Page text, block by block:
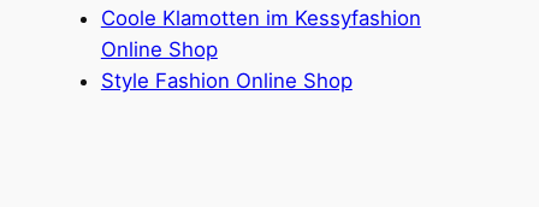
Coole Klamotten im Kessyfashion
Online Shop
Style Fashion Online Shop